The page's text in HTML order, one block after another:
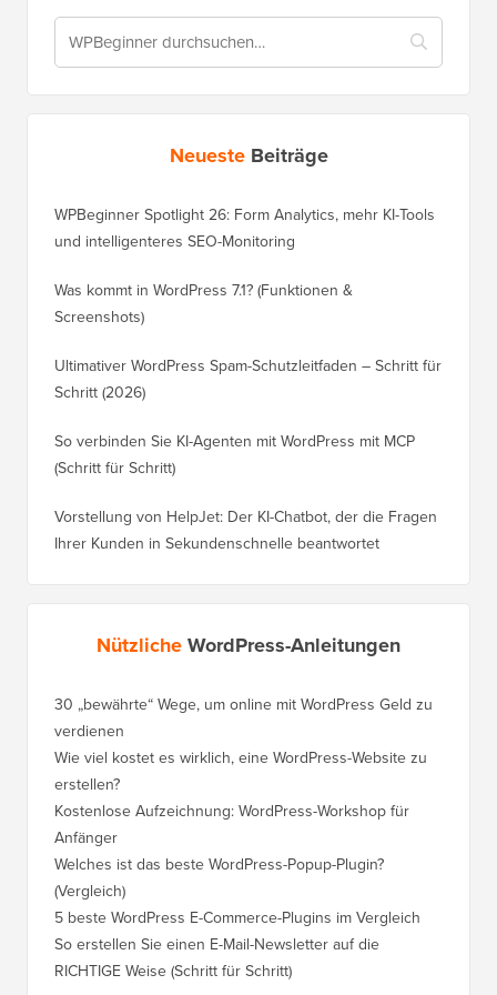
Neueste Beiträge
WPBeginner Spotlight 26: Form Analytics, mehr KI-Tools
und intelligenteres SEO-Monitoring
Was kommt in WordPress 7.1? (Funktionen &
Screenshots)
Ultimativer WordPress Spam-Schutzleitfaden – Schritt für
Schritt (2026)
So verbinden Sie KI-Agenten mit WordPress mit MCP
(Schritt für Schritt)
Vorstellung von HelpJet: Der KI-Chatbot, der die Fragen
Ihrer Kunden in Sekundenschnelle beantwortet
NützlicheWordPress-Anleitungen
30 „bewährte“ Wege, um online mit WordPress Geld zu
verdienen
Wie viel kostet es wirklich, eine WordPress-Website zu
erstellen?
Kostenlose Aufzeichnung: WordPress-Workshop für
Anfänger
Welches ist das beste WordPress-Popup-Plugin?
(Vergleich)